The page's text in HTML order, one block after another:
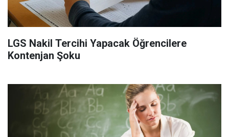
LGS Nakil Tercihi Yapacak Öğrencilere
Kontenjan Şoku